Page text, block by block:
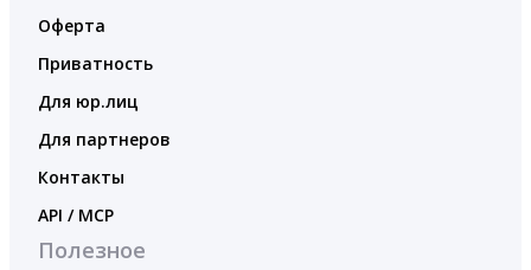
Оферта
Приватность
Для юр.лиц
Для партнеров
Контакты
API / MCP
Полезное